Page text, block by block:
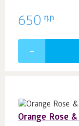
650 դր
Orange Rose